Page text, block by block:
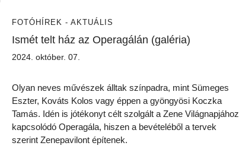
FOTÓ HÍREK - AKTUÁLIS
Ismét telt ház az Operagálán (galéria)
2024. október. 07.
Olyan neves művészek álltak színpadra, mint Sümeges
Eszter, Kováts Kolos vagy éppen a gyöngyösi Koczka
Tamás. Idén is jótékonyt célt szolgált a Zene Világnapjához
kapcsolódó Operagála, hiszen a bevételéből a tervek
szerint Zenepavilont építenek.